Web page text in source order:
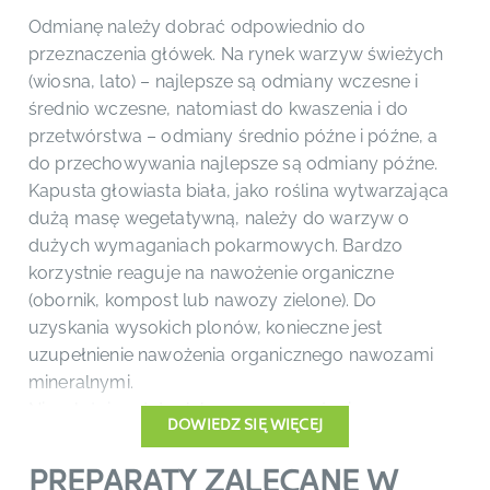
Odmianę należy dobrać odpowiednio do
przeznaczenia główek. Na rynek warzyw świeżych
(wiosna, lato) – najlepsze są odmiany wczesne i
średnio wczesne, natomiast do kwaszenia i do
przetwórstwa – odmiany średnio późne i późne, a
do przechowywania najlepsze są odmiany późne.
Kapusta głowiasta biała, jako roślina wytwarzająca
dużą masę wegetatywną, należy do warzyw o
dużych wymaganiach pokarmowych. Bardzo
korzystnie reaguje na nawożenie organiczne
(obornik, kompost lub nawozy zielone). Do
uzyskania wysokich plonów, konieczne jest
uzupełnienie nawożenia organicznego nawozami
mineralnymi.
Niezależnie od doglebowego nawożenia
organicznego i mineralnego, kapusta wymaga
dokarmiania dolistnego.
DOWIEDZ SIĘ WIĘCEJ